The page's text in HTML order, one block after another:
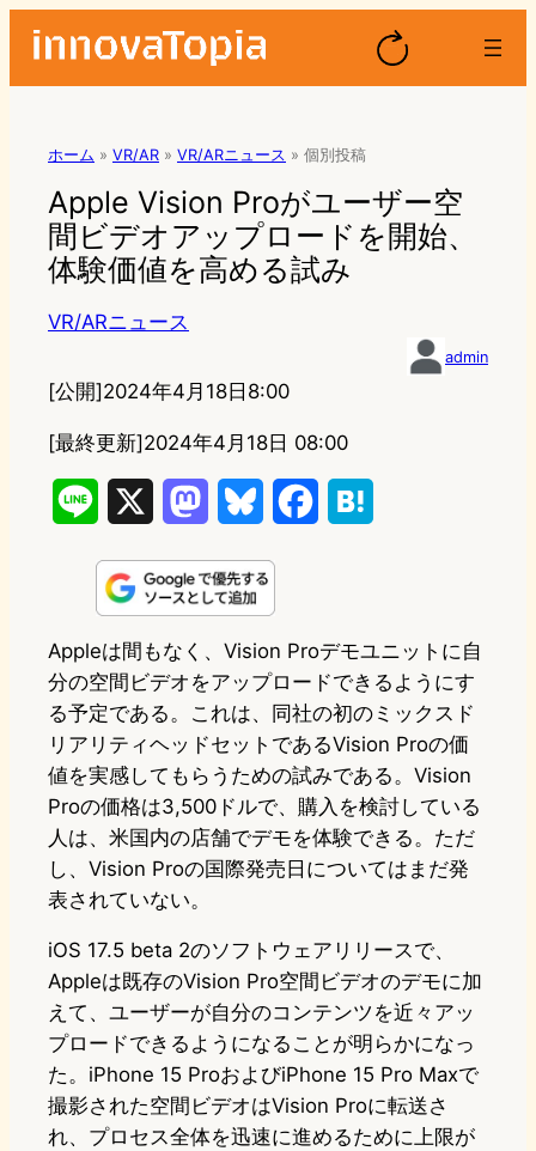
ホーム » VR/AR » VR/ARニュース » 個別投稿
Apple Vision Proがユーザー空
間ビデオアップロードを開始、
体験価値を高める試み
VR/ARニュース
admin
[公開]2024年4月18日8:00
[最終更新]2024年4月18日 08:00
n
s
o
d
o
n
u
s
k
y
b
o
o
k
n
a
Appleは間もなく、Vision Proデモユニットに自
分の空間ビデオをアップロードできるようにす
る予定である。これは、同社の初のミックスド
リアリティヘッドセットであるVision Proの価
値を実感してもらうための試みである。Vision
Proの価格は3,500ドルで、購入を検討している
人は、米国内の店舗でデモを体験できる。ただ
し、Vision Proの国際発売日についてはまだ発
表されていない。
iOS 17.5 beta 2のソフトウェアリリースで、
Appleは既存のVision Pro空間ビデオのデモに加
えて、ユーザーが自分のコンテンツを近々アッ
プロードできるようになることが明らかになっ
た。iPhone 15 ProおよびiPhone 15 Pro Maxで
撮影された空間ビデオはVision Proに転送さ
れ、プロセス全体を迅速に進めるために上限が